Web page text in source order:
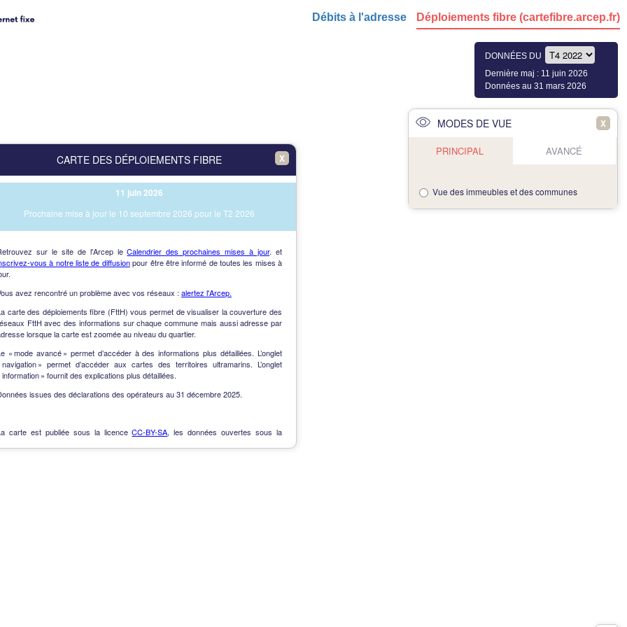
Débits à l'adresse Déploiements fibre (cartefibre.arcep.fr)
DONNÉES DU
Dernière maj : 11 juin 2026
Données au 31 mars 2026
MODES DE VUE X
PRINCIPAL AVANCÉ
Vue des immeubles et des communes
X
CARTE DES DÉPLOIEMENTS FIBRE
11 juin 2026
Prochaine mise à jour le 10 septembre 2026 pour le T2 2026
sur le site de l'Arcep leCalendrier des prochaines mises à jour. et
vous à notre liste de diffusionpour être être informé de toutes les mises à
avez rencontré un problème avec vos réseaux : alertez l'Arcep.
carte des déploiements fibre (FttH) vous permet de visualiser la couverture des
FttH avec des informations sur chaque commune mais aussi adresse par
lorsque la carte est zoomée au niveau du quartier.
« mode avancé » permet d’accéder à des informations plus détaillées. L’onglet
navigation » permet d’accéder aux cartes des territoires ultramarins. L’onglet
information » fournit des explications plus détaillées.
issues des déclarations des opérateurs au 31 décembre 2025.
carte est publiée sous la licenceCC-BY-SA, les données ouvertes sous la